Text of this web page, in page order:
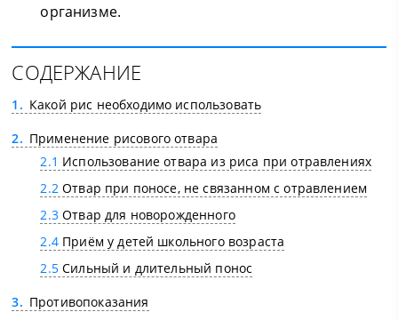
организме.
СОДЕРЖАНИЕ
1
Какой рис необходимо использовать
2
Применение рисового отвара
2.1 Использование отвара из риса при отравлениях
2.2Отвар при поносе, не связанном с отравлением
2.3Отвар для новорожденного
2.4Приём у детей школьного возраста
2.5Сильный и длительный понос
3
Противопоказания